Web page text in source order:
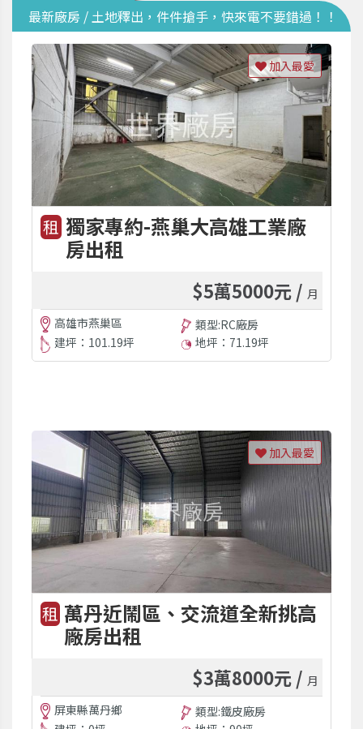
最新廠房 / 土地釋出，件件搶手，快來電不要錯過！！
租 獨家專約-燕巢大高雄工業廠
房出租
$5萬5000元 / 月
高雄市燕巢區
類型:RC廠房
建坪：101.19坪
地坪：71.19坪
加入最愛
租 萬丹近鬧區、交流道全新挑高
廠房出租
$3萬8000元 / 月
屏東縣萬丹鄉
類型:鐵皮廠房
加入最愛